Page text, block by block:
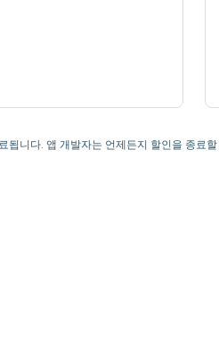
니다. 앱 개발자는 언제든지 할인을 종료